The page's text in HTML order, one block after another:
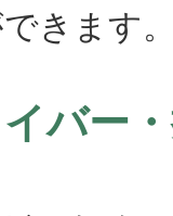
きます
イバー